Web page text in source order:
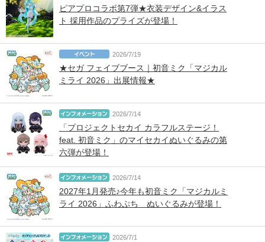
ピアプロコラボ第7弾★衣装デザイン&イラス
ト 採用作品のプライズが登場！
2026/7/19
★セガ フェイブブース｜初音ミク「マジカル
ミライ 2026」出展情報★
2026/7/14
「プロジェクトセカイ カラフルステージ！
feat. 初音ミク」のマイセカイぬいぐるみの第
六弾が登場！
2026/7/14
2027年1月発売♪今年も初音ミク「マジカルミ
ライ 2026」ふわぷち ぬいぐるみが登場！
2026/7/1